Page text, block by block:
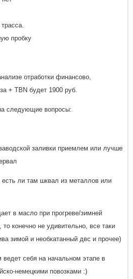
пробку
отработки финансово,
+ TBN будет 1900 руб.
следующие вопросы:
заливки приемлем или лучше
ли там шквал из металлов или
в масло при прогреве/зимней
конечно не удивительно, все таки
зимой и необкатанный двс и прочее)
себя на начальном этапе в
немецкими повозками :)